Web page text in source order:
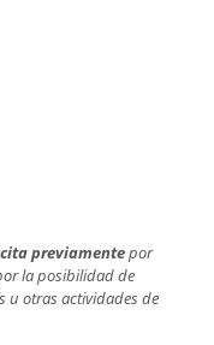
previamentepor
la posibilidad de
u otras actividades de